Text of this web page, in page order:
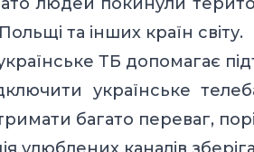
та інших країн світу.
ТБ допомагає
українське
багато переваг,